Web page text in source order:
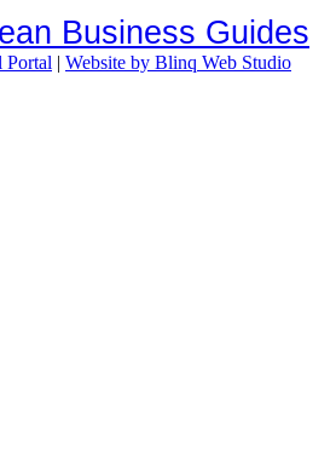
Business Guides
Portal | Website by Blinq Web Studio